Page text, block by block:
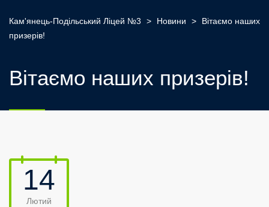
Кам'янець-Подільський Ліцей №3 > Новини >
Вітаємо наших
призерів!
Вітаємо наших призерів!
14
Лютий